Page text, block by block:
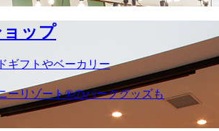
ョップ
ギフトやベーカリー
ーリゾート®のパークグッズも